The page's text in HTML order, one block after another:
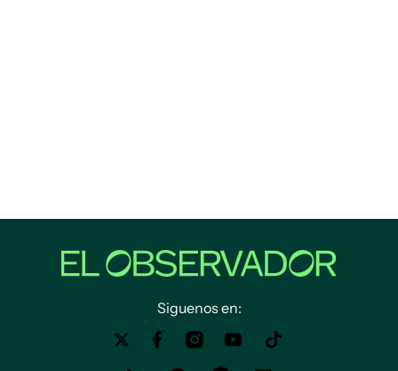
Siguenos en: